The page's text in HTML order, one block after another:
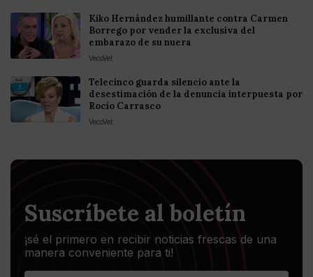
Kiko Hernández humillante contra Carmen
Borrego por vender la exclusiva del
embarazo de su nuera
VecoVet
Telecinco guarda silencio ante la
desestimación de la denuncia interpuesta por
Rocío Carrasco
VecoVet
Suscríbete al boletín
¡sé el primero en recibir noticias frescas de una
manera conveniente para ti!